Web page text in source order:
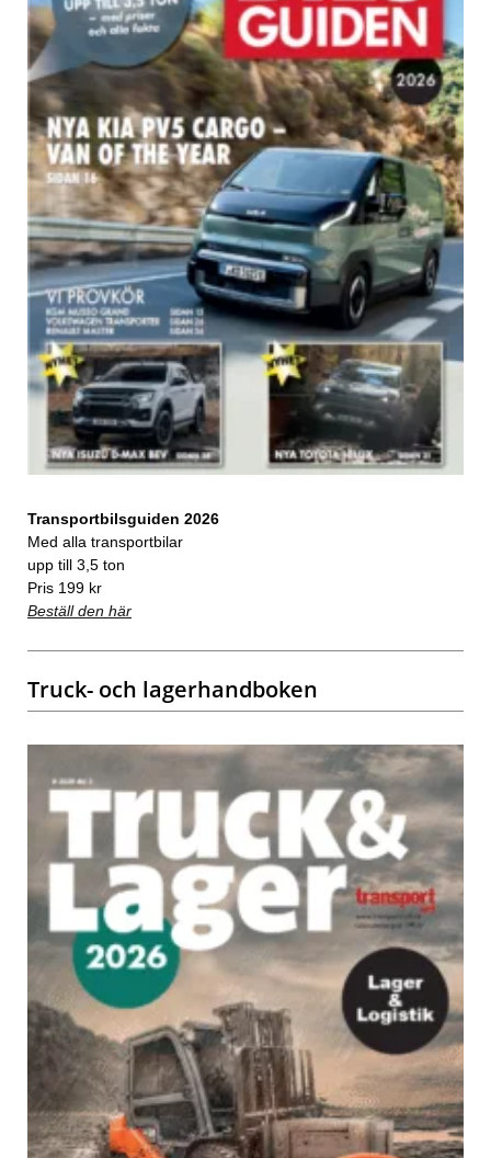
Transportbilsguiden 2026
Med alla transportbilar
upp till 3,5 ton
Pris 199 kr
Beställ den här
Truck- och lagerhandboken